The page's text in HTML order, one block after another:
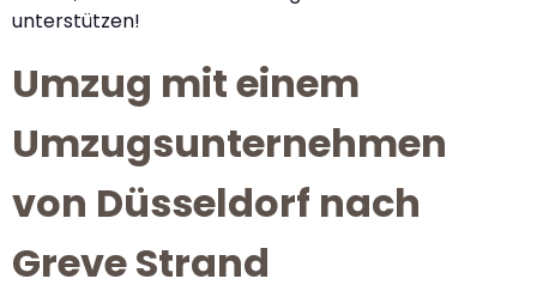
unterstützen!
Umzug mit einem
Umzugsunternehmen
von Düsseldorf nach
Greve Strand